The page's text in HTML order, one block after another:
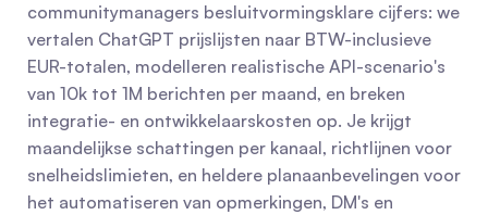
communitymanagers besluitvormingsklare cijfers: we
vertalen ChatGPT prijslijsten naar BTW-inclusieve
EUR-totalen, modelleren realistische API-scenario's
van 10k tot 1M berichten per maand, en breken
integratie- en ontwikkelaarskosten op. Je krijgt
maandelijkse schattingen per kanaal, richtlijnen voor
snelheidslimieten, en heldere planaanbevelingen voor
het automatiseren van opmerkingen, DM's en